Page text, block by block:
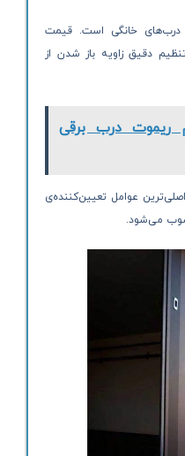
درب‌های خانگی است. قیمت
دقیق زاویه باز شدن از
ریموت درب برقی
اصلی‌ترین عوامل تعیین‌کننده‌ی
می‌شود.